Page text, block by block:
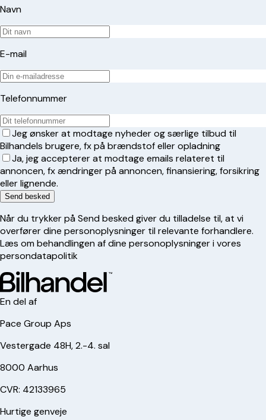
Navn
E-mail
Telefonnummer
Jeg ønsker at modtage nyheder og særlige tilbud til
Bilhandels brugere, fx på brændstof eller opladning
Ja, jeg accepterer at modtage emails relateret til
annoncen, fx ændringer på annoncen, finansiering, forsikring
eller lignende.
Send besked
Når du trykker på Send besked giver du tilladelse til, at vi
overfører dine personoplysninger til relevante forhandlere.
Læs om behandlingen af dine personoplysninger i vores
persondatapolitik
En del af
Pace Group Aps
Vestergade 48H, 2.-4. sal
8000 Aarhus
CVR: 42133965
Hurtige genveje